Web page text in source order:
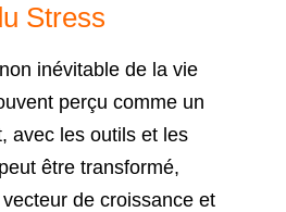
Stress
inévitable de la vie
perçu comme un
avec les outils et les
être transformé,
de croissance et